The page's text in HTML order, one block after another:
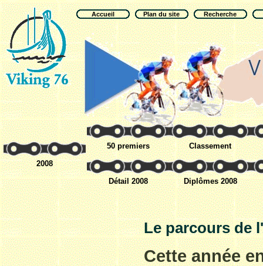
Accueil Plan du site Recherche
2008
50 premiers Classement
Détail 2008 Diplômes 2008
Le parcours de
Cette année